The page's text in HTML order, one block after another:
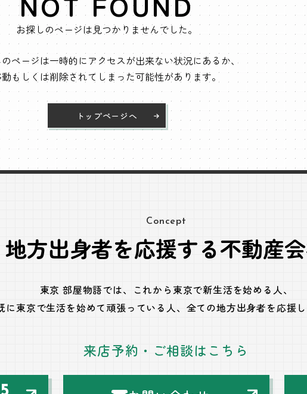
お探しのページは見つかりませんでした。
ページは一時的にアクセスが出来ない状況にあるか、
もしくは削除されてしまった可能性があります。
トップページへ
Concept
地方出身者を応援する不動産
東京 部屋物語では、
これから東京で新生活を始める人、
に東京で生活を始めて頑張っている人、 全ての地方出身者を応援し
来店予約・ご相談はこちら